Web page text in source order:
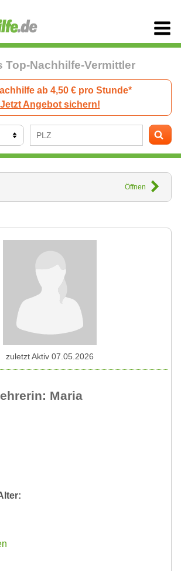
Top-Nachhilfe-Vermittler
ab 4,50 € pro Stunde*
Jetzt Angebot sichern!
Öffnen
Maria
zuletzt Aktiv 07.05.2026